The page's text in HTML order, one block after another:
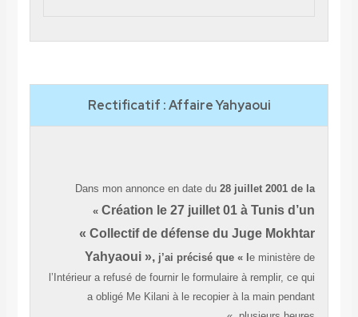
Rectificatif : Affaire Yahyaoui
Dans mon annonce en date du 28 juillet 2001 de la
«Création le 27 juillet 01 à Tunis d’un
« Collectif de défense du Juge Mokhtar
Yahyaoui »,
j’ai précisé que« le ministère de
l’Intérieur a refusé de fournir le formulaire à remplir, ce qui
a obligé Me Kilani à le recopier à la main pendant